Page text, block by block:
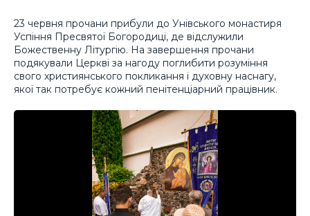
23 червня прочани прибули до Унівського монастиря
Успіння Пресвятої Богородиці, де відслужили
Божественну Літургію. На завершення прочани
подякували Церкві за нагоду поглибити розуміння
свого християнського покликання і духовну наснагу,
якої так потребує кожний пенітенціарний працівник.